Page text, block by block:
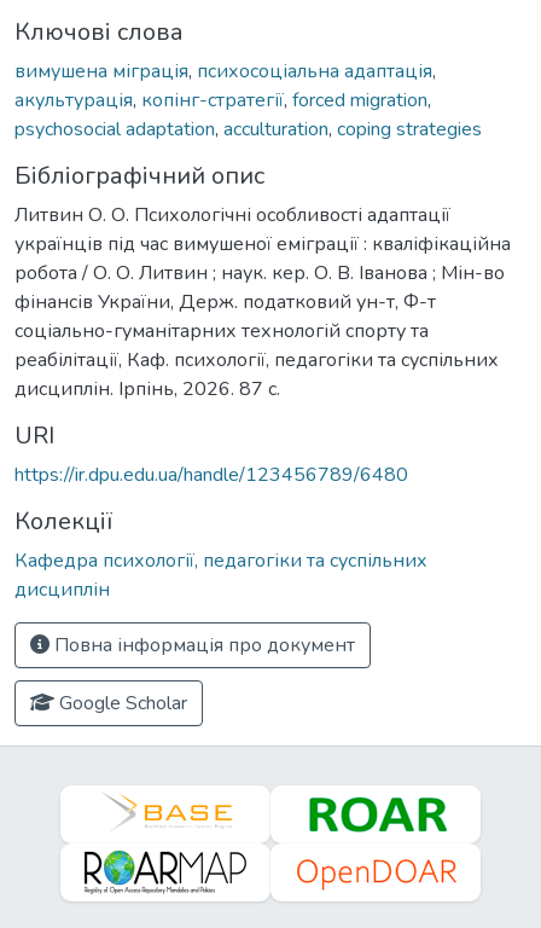
Ключові слова
вимушена міграція, психосоціальна адаптація,
акультурація, копінг-стратегії, forced migration,
psychosocial adaptation, acculturation, coping strategies
Бібліографічний опис
Литвин О. О. Психологічні особливості адаптації
українців під час вимушеної еміграції : кваліфікаційна
робота / О. О. Литвин ; наук. кер. О. В. Іванова ; Мін-во
фінансів України, Держ. податковий ун-т, Ф-т
соціально-гуманітарних технологій спорту та
реабілітації, Каф. психології, педагогіки та суспільних
дисциплін. Ірпінь, 2026. 87 с.
URI
https://ir.dpu.edu.ua/handle/123456789/6480
Колекції
Кафедра психології, педагогіки та суспільних
дисциплін
Повна інформація про документ
Google Scholar